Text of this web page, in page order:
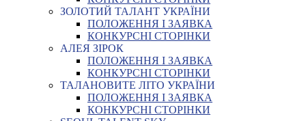
ЗОЛОТИЙ ТАЛАНТ УКРАЇНИ
ПОЛОЖЕННЯ І ЗАЯВКА
КОНКУРСНІ СТОРІНКИ
АЛЕЯ ЗІРОК
ПОЛОЖЕННЯ І ЗАЯВКА
КОНКУРСНІ СТОРІНКИ
ТАЛАНОВИТЕ ЛІТО УКРАЇНИ
ПОЛОЖЕННЯ І ЗАЯВКА
КОНКУРСНІ СТОРІНКИ